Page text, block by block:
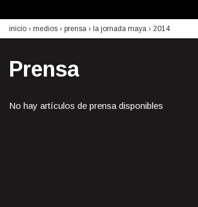
inicio › medios › prensa › la jornada maya › 2014
Prensa
No hay artículos de prensa disponibles